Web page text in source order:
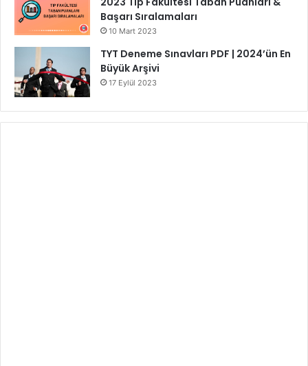
Başarı Sıralamaları
10 Mart 2023
TYT Deneme Sınavları PDF | 2024’ün En
Büyük Arşivi
17 Eylül 2023